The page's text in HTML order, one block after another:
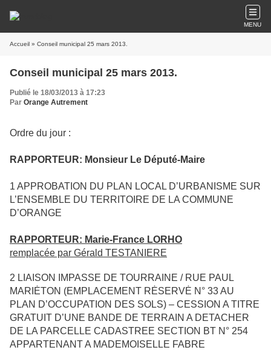
MENU
Accueil » Conseil municipal 25 mars 2013.
Conseil municipal 25 mars 2013.
Publié le 18/03/2013 à 17:23
Par Orange Autrement
Ordre du jour :
RAPPORTEUR: Monsieur Le Député-Maire
1 APPROBATION DU PLAN LOCAL D’URBANISME SUR
L’ENSEMBLE DU TERRITOIRE DE LA COMMUNE
D’ORANGE
RAPPORTEUR: Marie-France LORHO
remplacée par Gérald TESTANIERE
2 LIAISON IMPASSE DE TOURRAINE / RUE PAUL
MARIĖTON (EMPLACEMENT RĖSERVĖ N° 33 AU
PLAN D’OCCUPATION DES SOLS) – CESSION A TITRE
GRATUIT D’UNE BANDE DE TERRAIN A DETACHER
DE LA PARCELLE CADASTREE SECTION BT N° 254
APPARTENANT A MADEMOISELLE FABRE